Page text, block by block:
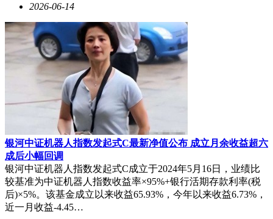
代机器人在续航能力、负载重量等关键指标上均有显著提升，
而成本却控制在行业平均水平的60%以下。这种性价比优势，
使其在商业化落地过程中具备更强的市场竞争力。
随着H2 Plus参考设计的发布，双方已启动全球开发者生态建
设计划。通过开放部分技术模块与开发工具包，吸引更多科研
机构与企业参与机器人生态共建。这种开放合作模式，或将加
速人形机器人技术从实验室走向千行百业的进程。
2026-06-14
银河中证机器人指数发起式C最新净值公布 成立月余收益超六
成后小幅回调
银河中证机器人指数发起式C成立于2024年5月16日，业绩比
较基准为中证机器人指数收益率×95%+银行活期存款利率(税
后)×5%。该基金成立以来收益65.93%，今年以来收益6.73%，
近一月收益-4.45…